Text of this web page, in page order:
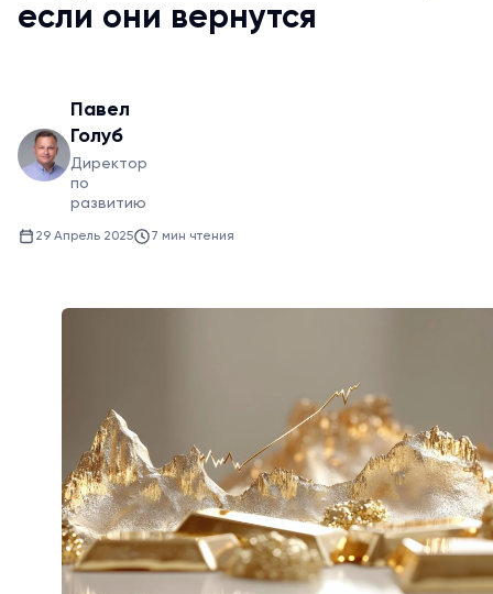
если они вернутся
Павел
Голуб
Директор
по
развитию
29 Апрель 2025 7 мин чтения